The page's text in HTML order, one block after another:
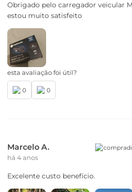
Obrigado pelo carregador veicular
estou muito satisfeito
esta avaliação foi útil?
0 0
Marcelo A.
há 4 anos
Excelente custo benefício.